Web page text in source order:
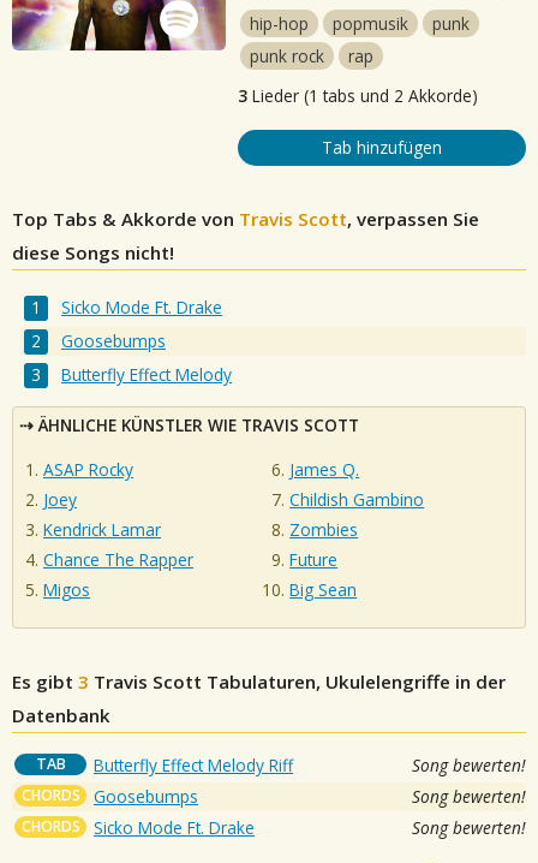
hip-hop
popmusik
punk
punk rock
rap
3 Lieder (1 tabs und 2 Akkorde)
Tab hinzufügen
Top Tabs & Akkorde von Travis Scott, verpassen Sie
diese Songs nicht!
Sicko Mode Ft. Drake
Goosebumps
Butterfly Effect Melody
ÄHNLICHE KÜNSTLER WIE TRAVIS SCOTT
ASAP Rocky
Joey
Kendrick Lamar
Chance The Rapper
Migos
James Q.
Childish Gambino
Zombies
Future
Big Sean
Es gibt 3 Travis Scott Tabulaturen, Ukulelengriffe in der
Datenbank
TAB Butterfly Effect Melody Riff Song bewerten!
CHORDS Goosebumps Song bewerten!
CHORDS Sicko Mode Ft. Drake Song bewerten!